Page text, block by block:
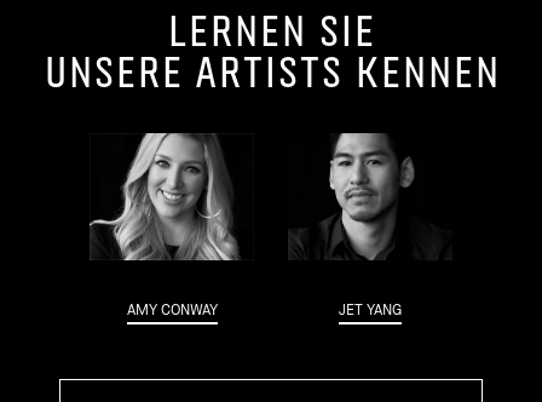
Lernen Sie
unsere Artists kennen
AMY CONWAY JET YANG